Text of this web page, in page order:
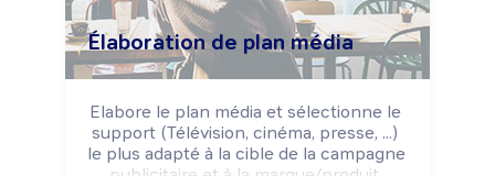
Élaboration de plan média
Elabore le plan média et sélectionne le
support (Télévision, cinéma, presse, ...)
le plus adapté à la cible de la campagne